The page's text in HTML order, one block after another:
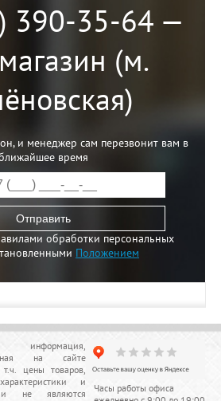
390-35-64 —
(м.
и менеджер сам перезвонит вам в
время
Отправить
обработки персональных
Положением
на сайте
цены товаров,
и
не являются
Часы работы офиса